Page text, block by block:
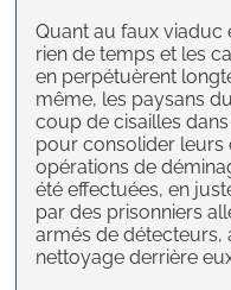
Quant au faux viaduc
rien de temps et les
en perpétuèrent
même, les paysans
coup de cisailles
pour consolider leurs
opérations de
été effectuées, en
par des prisonniers
armés de détecteurs,
nettoyage derrière